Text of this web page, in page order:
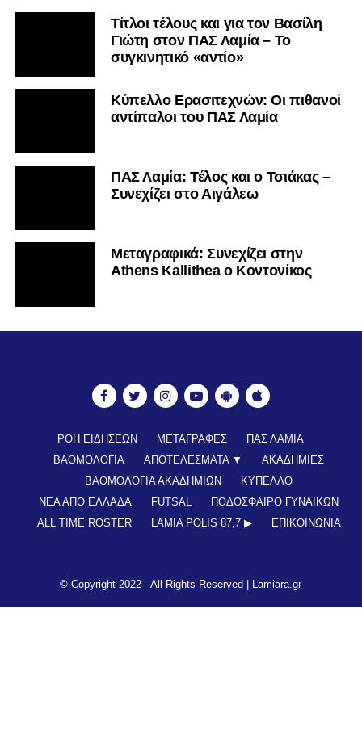
Τίτλοι τέλους και για τον Βασίλη
Γιώτη στον ΠΑΣ Λαμία – Το
συγκινητικό «αντίο»
Κύπελλο Ερασιτεχνών: Οι πιθανοί
αντίπαλοι του ΠΑΣ Λαμία
ΠΑΣ Λαμία: Τέλος και ο Τσιάκας –
Συνεχίζει στο Αιγάλεω
Mεταγραφικά: Συνεχίζει στην
Athens Kallithea ο Κοντονίκος
ΡΟΗ ΕΙΔΗΣΕΩΝ ΜΕΤΑΓΡΑΦΕΣ
ΠΑΣ ΛΑΜΙΑ
ΒΑΘΜΟΛΟΓΙΑ
ΑΠΟΤΕΛΕΣΜΑΤΑ ▼
ΑΚΑΔΗΜΙΕΣ
ΒΑΘΜΟΛΟΓΙΑ ΑΚΑΔΗΜΙΩΝ
ΚΥΠΕΛΛΟ
ΝΕΑ ΑΠΟ ΕΛΛΑΔΑ
FUTSAL
ΠΟΔΟΣΦΑΙΡΟ ΓΥΝΑΙΚΩΝ
ALL TIME ROSTER
LAMIA POLIS 87,7 ▶︎ ΕΠΙΚΟΙΝΩΝΊΑ
© Copyright 2022 - All Rights Reserved | Lamiara.gr